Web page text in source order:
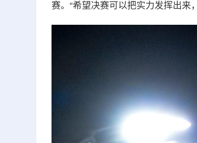
赛。“希望决赛可以把实力发挥出来